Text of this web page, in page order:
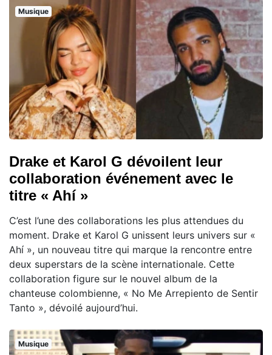
Musique
Drake et Karol G dévoilent leur
collaboration événement avec le
titre « Ahí »
C’est l’une des collaborations les plus attendues du
moment. Drake et Karol G unissent leurs univers sur «
Ahí », un nouveau titre qui marque la rencontre entre
deux superstars de la scène internationale. Cette
collaboration figure sur le nouvel album de la
chanteuse colombienne, « No Me Arrepiento de Sentir
Tanto », dévoilé aujourd’hui.
Musique